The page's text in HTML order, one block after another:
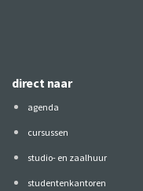
direct naar
agenda
cursussen
studio- en zaalhuur
studentenkantoren